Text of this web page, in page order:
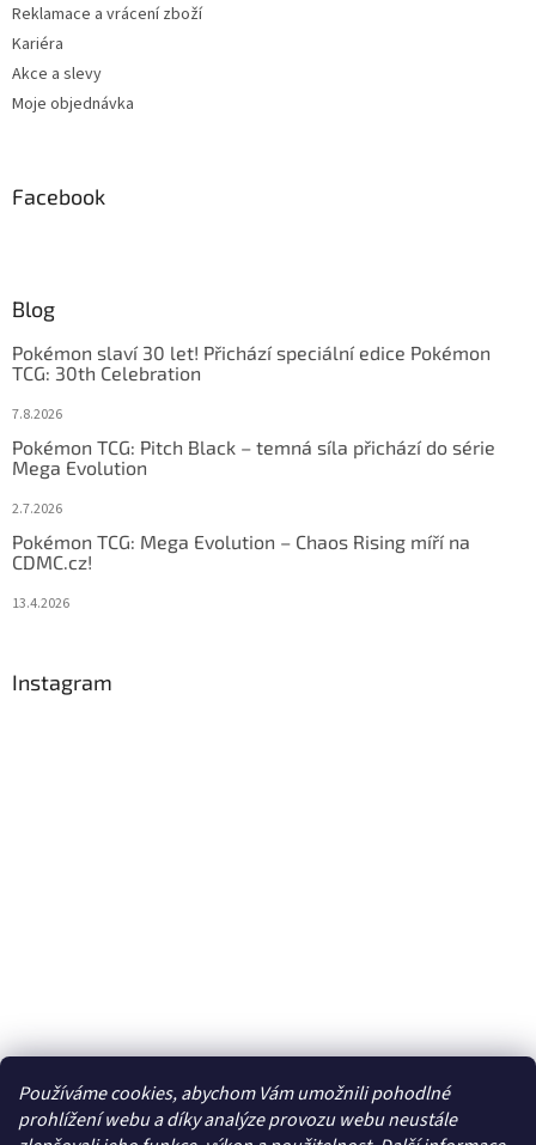
Používáme cookies, abychom Vám umožnili pohodlné
prohlížení webu a díky analýze provozu webu neustále
Reklamace a vrácení zboží
Kariéra
Akce a slevy
Moje objednávka
Facebook
Blog
Pokémon slaví 30 let! Přichází speciální edice Pokémon
TCG: 30th Celebration
7.8.2026
Pokémon TCG: Pitch Black – temná síla přichází do série
Mega Evolution
2.7.2026
Pokémon TCG: Mega Evolution – Chaos Rising míří na
CDMC.cz!
13.4.2026
Instagram
Sledovat na Instagramu